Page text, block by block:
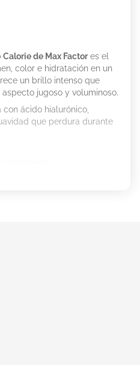
de Max Factores el
color e hidratación en un
un brillo intenso que
jugoso y voluminoso.
ácido hialurónico,
que perdura durante
más voluminosos.